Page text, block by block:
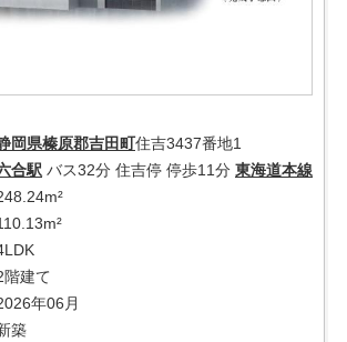
岡県榛原郡吉田町住吉3437番地1
合駅 バス32分 住吉停 停歩11分 東海道本線
階建て
年06月
築